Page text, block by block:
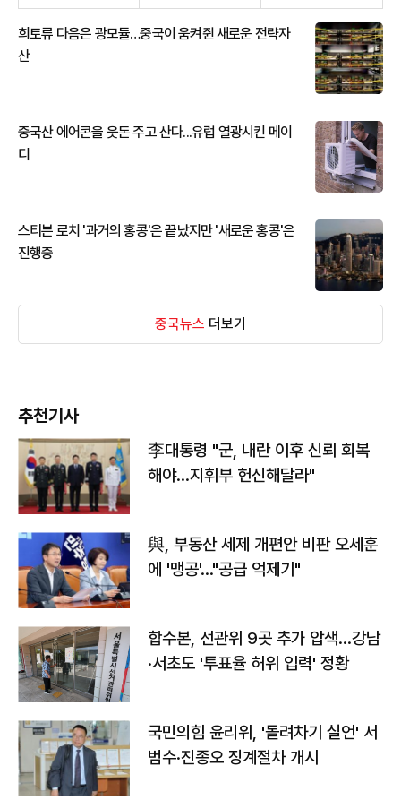
희토류 다음은 광모듈…중국이 움켜쥔 새로운 전략자
산
중국산 에어콘을 웃돈 주고 산다...유럽 열광시킨 메이
디
스티븐 로치 '과거의 홍콩'은 끝났지만 '새로운 홍콩'은
진행중
중국뉴스 더보기
추천기사
李대통령 "군, 내란 이후 신뢰 회복
해야…지휘부 헌신해달라"
與, 부동산 세제 개편안 비판 오세훈
에 '맹공'…"공급 억제기"
합수본, 선관위 9곳 추가 압색…강남
·서초도 '투표율 허위 입력' 정황
국민의힘 윤리위, '돌려차기 실언' 서
범수·진종오 징계절차 개시